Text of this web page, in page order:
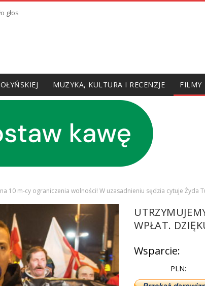
głos
MUZYKA, KULTURA I RECENZJE FILMY
10 m-cy ograniczenia wolności! W uzasadnieniu sędzia cytuje Żyda
WPŁAT.
Wsparcie:
PLN: